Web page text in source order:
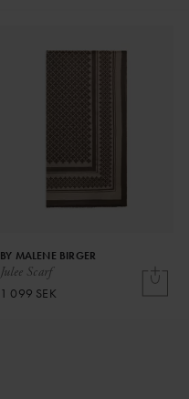
Julee Scarf
BY MALENE BIRGER
1 099 SEK